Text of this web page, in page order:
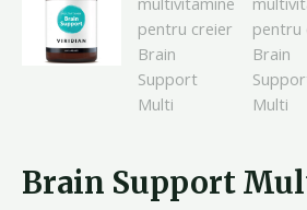
Brain Support